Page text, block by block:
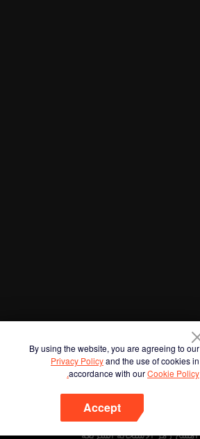
By using the website, you are agreeing to our
Privacy Policyand the use of cookies in
accordance with ourCookie Policy.
Accept
امسح رمز الاستجابة السريعة